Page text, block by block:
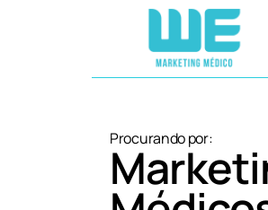
Procurando por: